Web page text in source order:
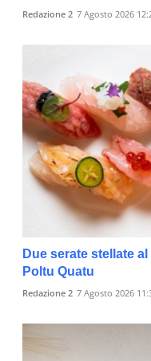
Redazione 2 7 Agosto 2026
Due serate stellate
Poltu Quatu
Redazione 2 7 Agosto 2026